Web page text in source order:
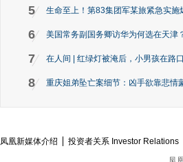
5 生命至上！第83集团军某旅紧急实施
6 美国常务副国务卿访华为何选在天津
7 在人间 | 红绿灯被淹后，小男孩在路
8 重庆姐弟坠亡案细节：凶手欲靠悲情
凤凰新媒体介绍 投资者关系 Investor Relations